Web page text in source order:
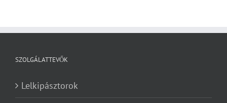
SZOLGÁLATTEVŐK
Lelkipásztorok